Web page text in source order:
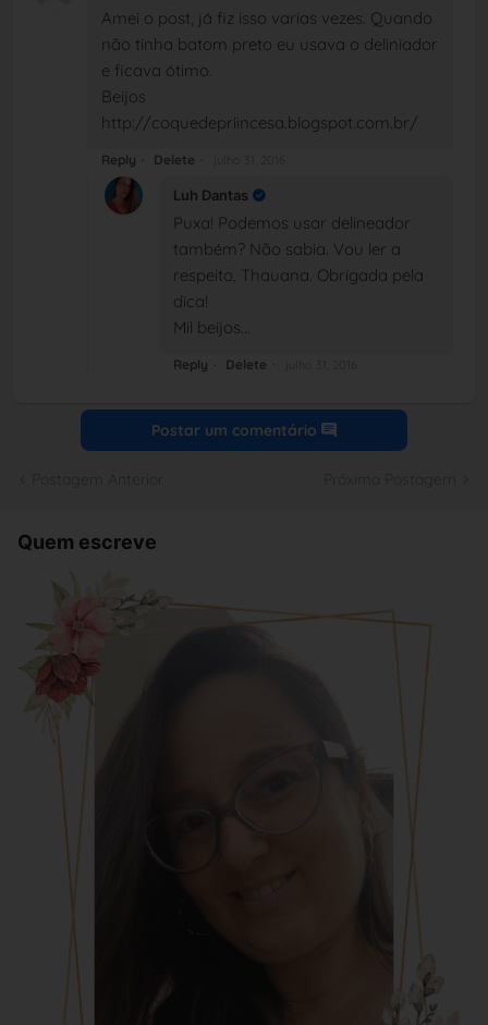
Amei o post, já fiz isso varias vezes. Quando
não tinha batom preto eu usava o deliniador
e ficava ótimo.
Beijos
http://coquedepriincesa.blogspot.com.br/
Reply Delete
Luh Dantas
Puxa! Podemos usar delineador
também? Não sabia. Vou ler a
respeito, Thauana. Obrigada pela
dica!
Mil beijos...
Reply Delete
Postar um comentário
Quem escreve